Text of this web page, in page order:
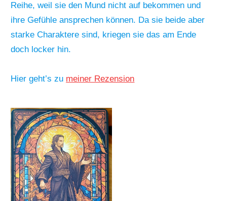
Reihe, weil sie den Mund nicht auf bekommen und
ihre Gefühle ansprechen können. Da sie beide aber
starke Charaktere sind, kriegen sie das am Ende
doch locker hin.
Hier geht’s zu meiner Rezension